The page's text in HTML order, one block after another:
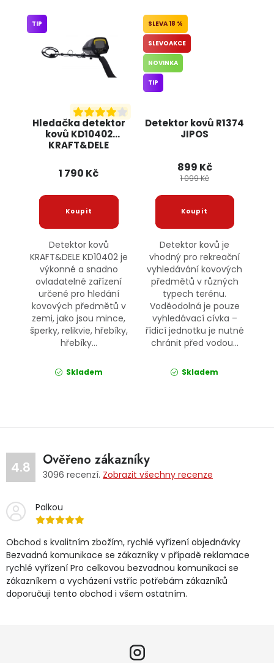
Hledačka detektor
kovů KD10402
KRAFT&DELE
TIP
1 790 Kč
Detektor kovů
KRAFT&DELE KD10402 je
výkonné a snadno
ovladatelné zařízení
určené pro hledání
kovových předmětů v
zemi, jako jsou mince,
šperky, relikvie, hřebíky,
hřebíky...
Skladem
Detektor kovů R1374
JIPOS
18 %
SLEVOAKCE
NOVINKA
TIP
899 Kč
1 099 Kč
Detektor kovů je
vhodný pro rekreační
vyhledávání kovových
předmětů v různých
typech terénu.
Voděodolná je pouze
vyhledávací cívka –
řídicí jednotku je nutné
chránit před vodou...
Skladem
4.8 Ověřeno zákazníky
3096 recenzí. Zobrazit všechny recenze
Palkou
Obchod s kvalitním zbožím, rychlé vyřízení objednávky
Bezvadná komunikace se zákazníky v případě reklamace
rychlé vyřízení Pro celkovou bezvadnou komunikaci se
zákazníkem a vycházení vstříc potřebám zákazníků
doporučuji tento obchod i všem ostatním.